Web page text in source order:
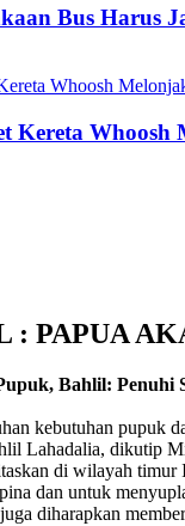
Bus Harus
Kereta Whoosh
PAPUA
Bahlil: Penuhi
kebutuhan pupuk
Lahadalia, dikutip
di wilayah
dan untuk
diharapkan